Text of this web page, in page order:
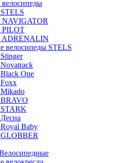
NAVIGATOR
PILOT
ADRENALIN
велосипеды STELS
One
Baby